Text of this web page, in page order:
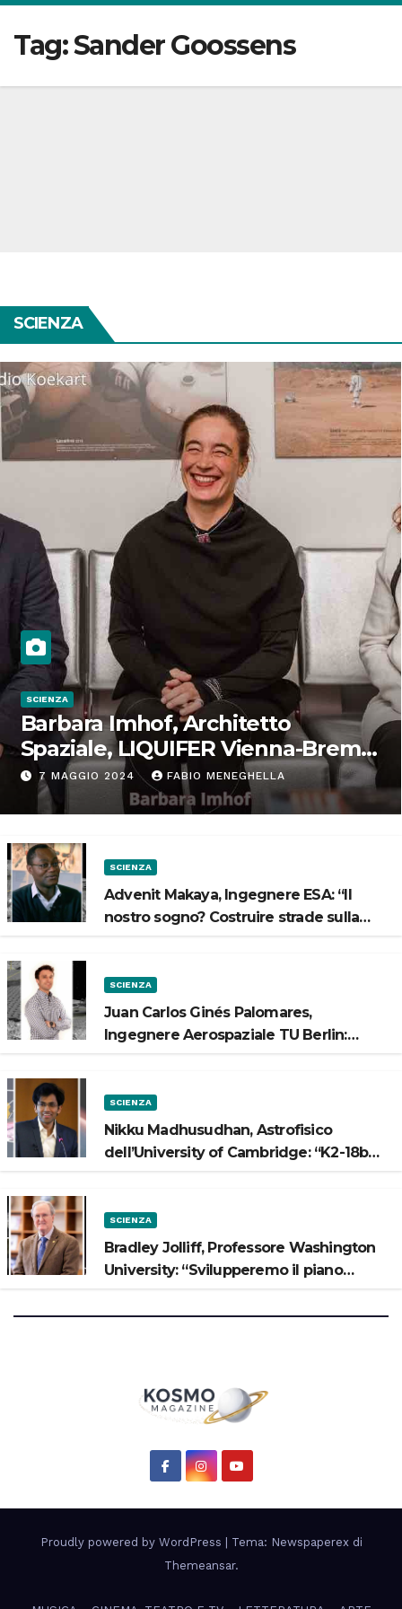
Tag:Sander Goossens
SCIENZA
SCIENZA
Barbara Imhof, Architetto
Spaziale, LIQUIFER Vienna-Brema:
“Progettiamo habitat per lo
Spazio”
7 MAGGIO 2024 FABIO MENEGHELLA
SCIENZA
Advenit Makaya, Ingegnere ESA: “Il
nostro sogno? Costruire strade sulla
SCIENZA
Juan Carlos Ginés Palomares,
Ingegnere Aerospaziale TU Berlin:
SCIENZA
Nikku Madhusudhan, Astrofisico
dell’University of Cambridge: “K2-18b
SCIENZA
Bradley Jolliff, Professore Washington
University: “Svilupperemo il piano
Proudly powered by WordPress | Tema: Newspaperex di
Themeansar.